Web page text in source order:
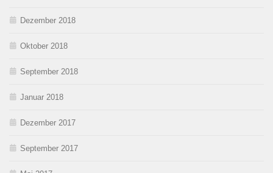
Dezember 2018
Oktober 2018
September 2018
Januar 2018
Dezember 2017
September 2017